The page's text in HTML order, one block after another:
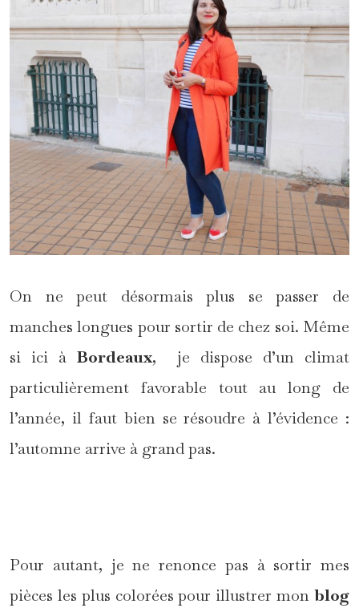
On ne peut désormais plus se passer de
manches longues pour sortir de chez soi. Même
si ici à Bordeaux, je dispose d’un climat
particulièrement favorable tout au long de
l’année, il faut bien se résoudre à l’évidence :
l’automne arrive à grand pas.
Pour autant, je ne renonce pas à sortir mes
pièces les plus colorées pour illustrer mon blog